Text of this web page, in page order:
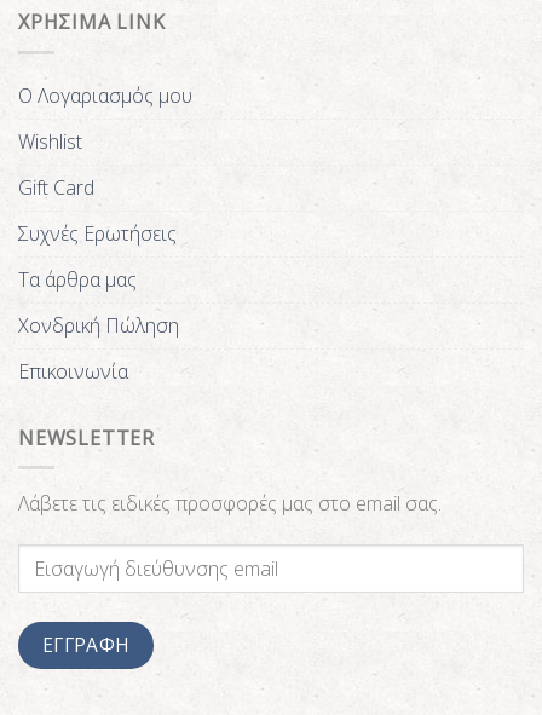
ΧΡΗΣΙΜΑ LINK
Ο Λογαριασμός μου
Wishlist
Gift Card
Συχνές Ερωτήσεις
Τα άρθρα μας
Χονδρική Πώληση
Επικοινωνία
NEWSLETTER
Λάβετε τις ειδικές προσφορές μας στο email σας.